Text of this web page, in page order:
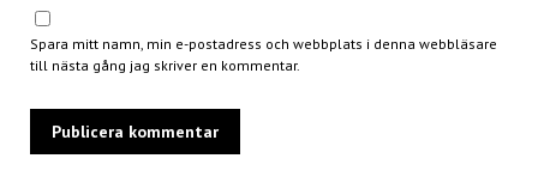
Spara mitt namn, min e-postadress och webbplats i denna webbläsare
till nästa gång jag skriver en kommentar.